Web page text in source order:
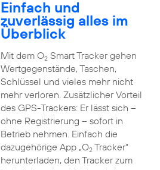
Einfach und
zuverlässig alles im
Überblick
Mit dem O2Smart Tracker gehen
Wertgegenstände, Taschen,
Schlüssel und vieles mehr nicht
mehr verloren. Zusätzlicher Vorteil
des GPS-Trackers: Er lässt sich –
ohne Registrierung – sofort in
Betrieb nehmen. Einfach die
dazugehörige App „O2Tracker“
herunterladen, den Tracker zum